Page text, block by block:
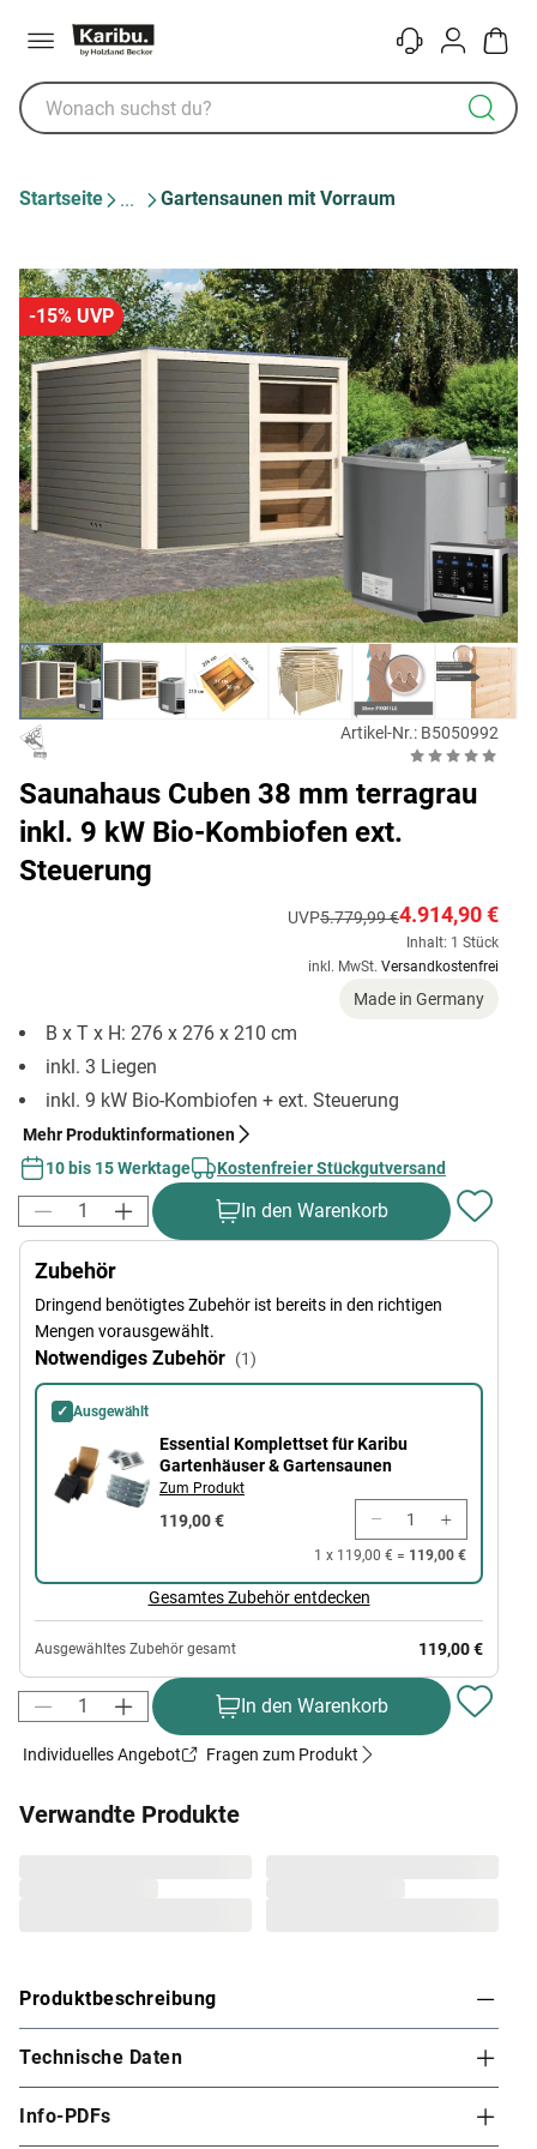
KontaktKonto
Startseite Gartensaunen mit Vorraum
-15% UVP
Artikel-Nr.: B5050992
Saunahaus Cuben 38 mm terragrau
inkl. 9 kW Bio-Kombiofen ext.
Steuerung
UVP5.779,99 €4.914,90 €
Inhalt: 1 Stück
inkl. MwSt. Versandkostenfrei
Made in Germany
B x T x H: 276 x 276 x 210 cm
inkl. 3 Liegen
inkl. 9 kW Bio-Kombiofen + ext. Steuerung
Mehr Produktinformationen
10 bis 15 Werktage
Kostenfreier Stückgutversand
In den Warenkorb
Zubehör
Dringend benötigtes Zubehör ist bereits in den richtigen
Mengen vorausgewählt.
Notwendiges Zubehör (1)
✓ Ausgewählt
Essential Komplettset für Karibu Gartenhäuser & Gartensaunen
Essential Komplettset für Karibu
Gartenhäuser & Gartensaunen
Zum Produkt
119,00 €
1 x 119,00 € = 119,00 €
Gesamtes Zubehör entdecken
Ausgewähltes Zubehör gesamt 119,00 €
In den Warenkorb
Individuelles Angebot Fragen zum Produkt
Verwandte Produkte
Produktbeschreibung
KARIBU Saunahaus Energiesparhaus "Cuben" 38
mm terragrau
Die Wellness-Oase für deinen Garten – das Saunahaus
Technische Daten
Info-PDFs